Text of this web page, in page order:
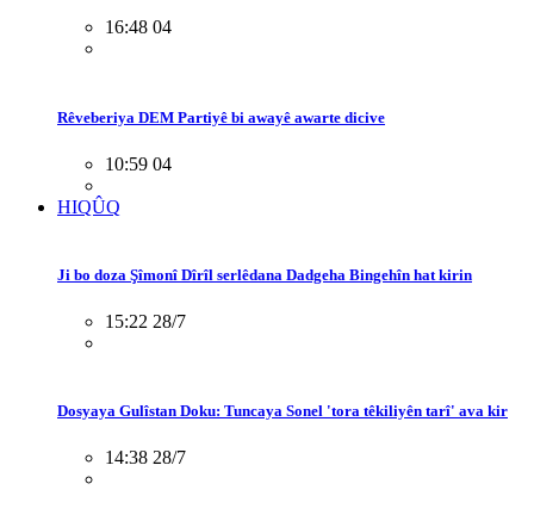
16:48 04
Rêveberiya DEM Partiyê bi awayê awarte dicive
10:59 04
HIQÛQ
Ji bo doza Şîmonî Dîrîl serlêdana Dadgeha Bingehîn hat kirin
15:22 28/7
Dosyaya Gulîstan Doku: Tuncaya Sonel 'tora têkiliyên tarî' ava kir
14:38 28/7